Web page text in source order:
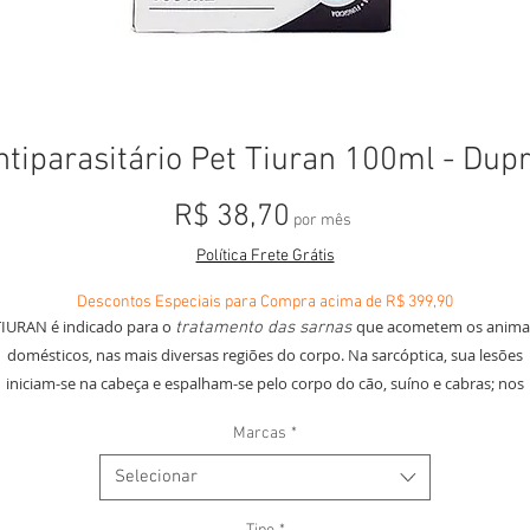
Pet Tiuran 100ml -
R$ 38,70Preço
por mês
Política Frete Grátis
Descontos Especiais para Compra acima de R$ 399,90
é indicado para o tratamento das sarnas que acometem os
domésticos, nas mais diversas regiões do corpo. Na sarcóptica, sua lesões
iniciam-se na cabeça e espalham-se pelo corpo do cão, suíno e cabras; nos
cauda, peito e pescoço; nos eqüinos localizam-se no pescoço e na cabeça. Na
knemidocóptica as lesões localizam-se nos pés e pernas dos frangos,
e pássaros – nos psitacídeos, periquitos e papagaios – além dos pés e pernas,
bicos e narinas. Na sarna psoróptica os ácaros atacam
Marcas *
Selecionar